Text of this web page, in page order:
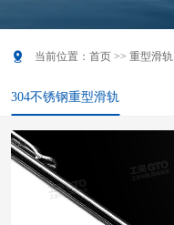
304不锈钢重型滑轨
 当前位置： 首页 >> 重型滑轨